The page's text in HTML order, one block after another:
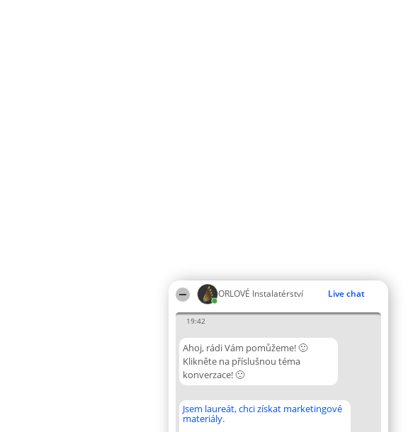
ORLOVÉ Instalatérství Live chat
19:42
Ahoj, rádi Vám pomůžeme! 🙂
Klikněte na příslušnou téma
konverzace! 🙂
Jsem laureát, chci získat marketingové
materiály.